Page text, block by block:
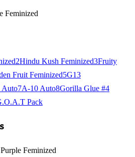
Feminized
2Hindu Kush Feminized3Fruity
Fruit Feminized5G13
Auto7A-10 Auto8Gorilla Glue #4
Pack
Feminized